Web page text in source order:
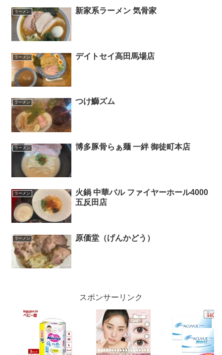
ラーメン 新家系ラーメン 気骨家
ラーメン デイトセイ高田馬場店
ラーメン つけ鰤ズム
ラーメン 博多豚骨らぁ麺 一絆 御徒町本店
ラーメン
火鍋 中華バル ファイヤーホール4000
五反田店
ラーメン 原価堂（げんかどう）
スポンサーリンク